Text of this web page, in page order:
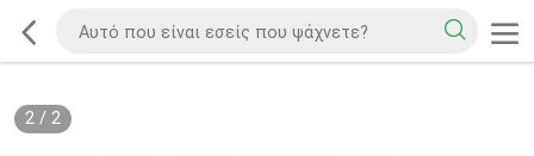
2/ 2